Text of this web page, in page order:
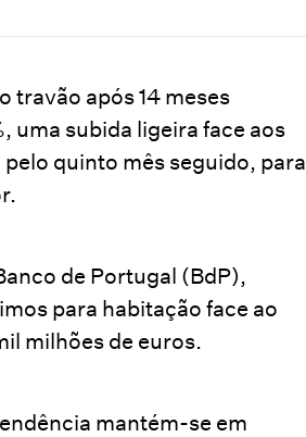
travão após 14 meses
uma subida ligeira face aos
quinto mês seguido, para
de Portugal (BdP),
para habitação face ao
milhões de euros.
mantém-se em